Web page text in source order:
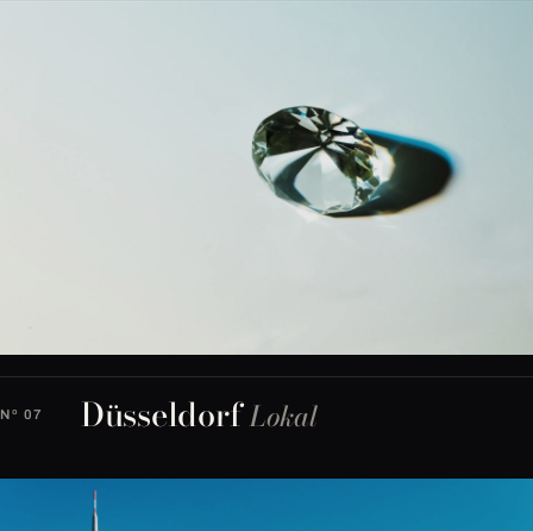
Nº 07 DüsseldorfLokal